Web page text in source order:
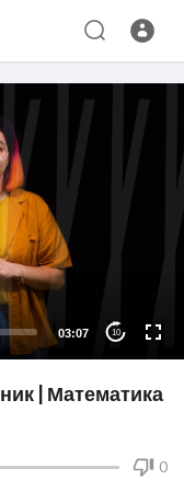
03:07 10
| Математика
0